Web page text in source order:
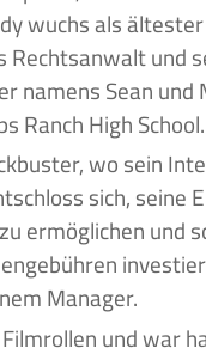
wuchs als
Rechtsanwalt und
namens Sean und
Ranch High School.
wo sein
sich, seine
ermöglichen und
Manager.
und war